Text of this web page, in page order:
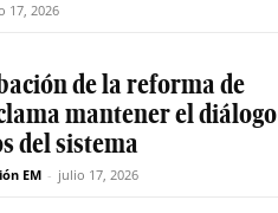
17, 2026
de la reforma de
mantener el diálogo
del sistema
EM - julio 17, 2026